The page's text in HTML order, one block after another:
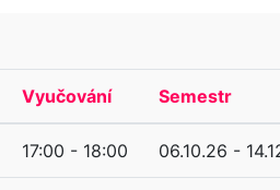
Vyučování Semestr
17:00 - 18:00 06.10.26 -